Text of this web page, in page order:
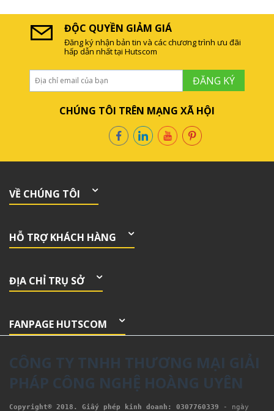
ĐỘC QUYỀN GIẢM GIÁ
Đăng ký nhận bản tin và các chương trình ưu đãi
hấp dẫn nhất tại Hutscom
ĐĂNG KÝ
CHÚNG TÔI TRÊN MẠNG XÃ HỘI
VỀ CHÚNG TÔI
HỖ TRỢ KHÁCH HÀNG
ĐỊA CHỈ TRỤ SỞ
FANPAGE HUTSCOM
CÔNG TY TNHH THƯƠNG MẠI GIẢI
PHÁP CÔNG NGHỆ HOÀNG UYÊN
Copyright® 2018. Giấy phép kinh doanh: 0307760339 - ngày